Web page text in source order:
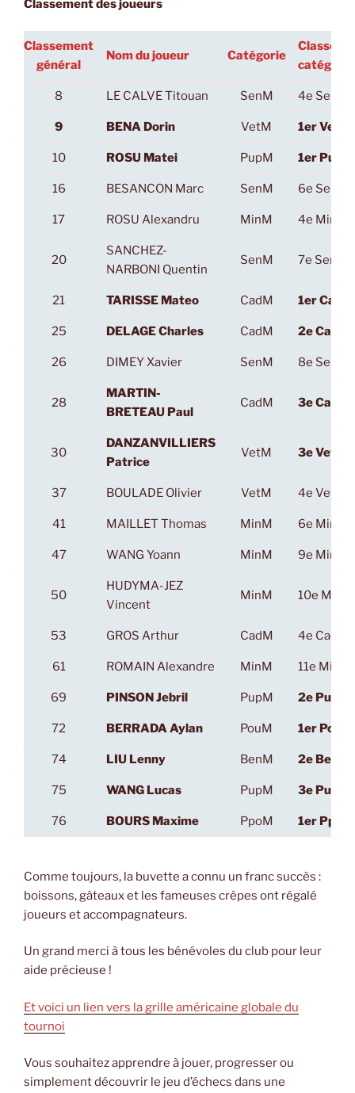
Classement des joueurs
Classement
général
Nom du joueur Catégorie
catégorie
8 LE CALVE Titouan SenM 4e SenM
9 BENA Dorin VetM 1er VetM
10 ROSU Matei PupM 1er PupM
16 BESANCON Marc SenM 6e SenM
17 ROSU Alexandru MinM 4e MinM
20
SANCHEZ-
NARBONI Quentin
SenM 7e SenM
21 TARISSE Mateo CadM 1er CadM
25 DELAGE Charles CadM 2e CadM
26 DIMEY Xavier SenM 8e SenM
28
MARTIN-
BRETEAU Paul
CadM 3e CadM
30
DANZANVILLIERS
Patrice
VetM 3e VetM
37 BOULADE Olivier VetM 4e VetM
41 MAILLET Thomas MinM 6e MinM
47 WANG Yoann MinM 9e MinM
50
HUDYMA-JEZ
Vincent
MinM 10e MinM
53 GROS Arthur CadM 4e CadM
61 ROMAIN Alexandre MinM 11e MinM
69 PINSON Jebril PupM 2e PupM
72 BERRADA Aylan PouM 1er PouM
74 LIU Lenny BenM 2e BenM
75 WANG Lucas PupM 3e PupM
76 BOURS Maxime PpoM 1er PpoM
Comme toujours, la buvette a connu un franc succès :
boissons, gâteaux et les fameuses crêpes ont régalé
joueurs et accompagnateurs.
Un grand merci à tous les bénévoles du club pour leur
aide précieuse !
Et voici un lien vers la grille américaine globale du
tournoi
Vous souhaitez apprendre à jouer, progresser ou
simplement découvrir le jeu d’échecs dans une